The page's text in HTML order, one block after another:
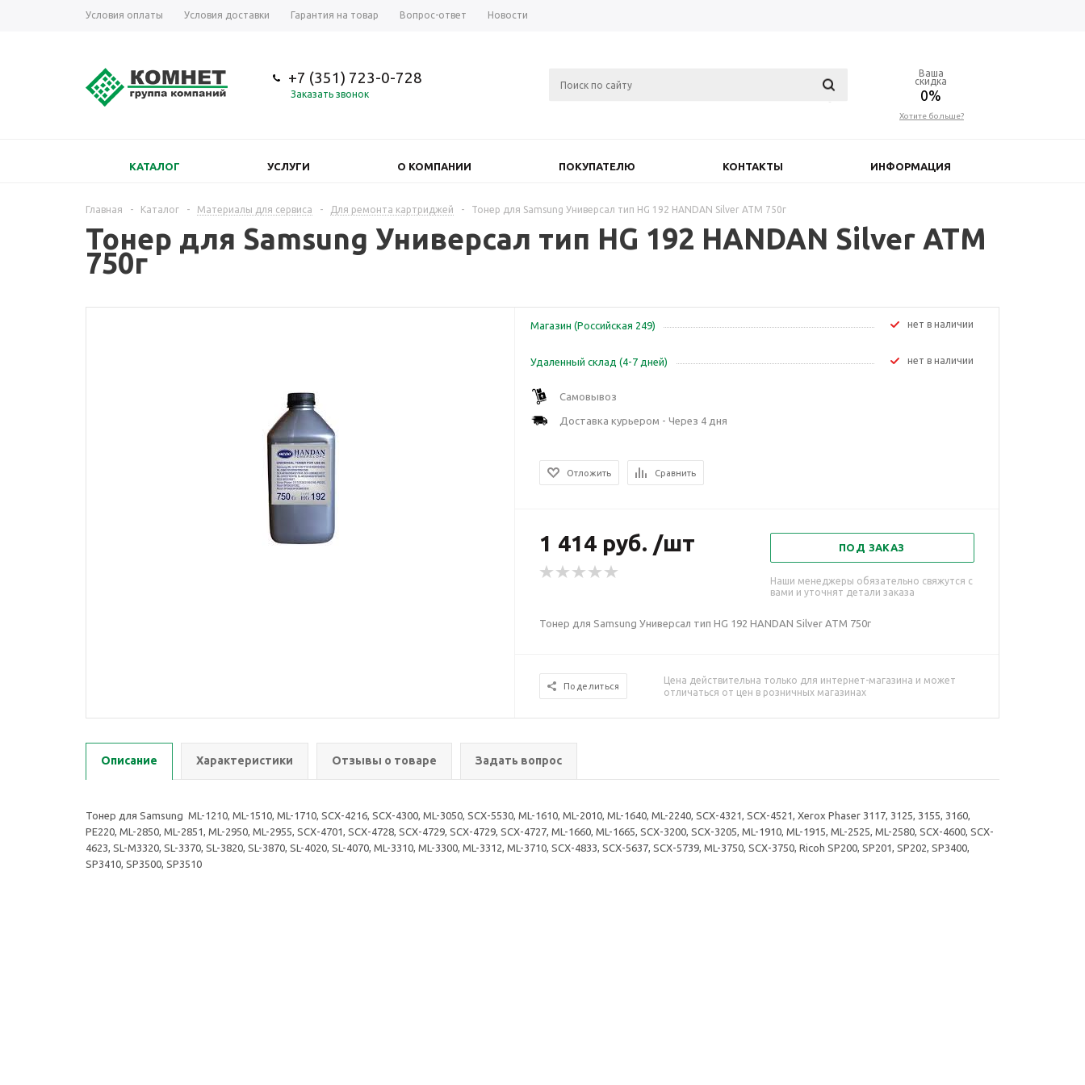
Условия оплаты Условия доставки Гарантия на товар Вопрос-ответ Новости
+7 (351) 723-0-728
Заказать звонок
Ваша
скидка
0%
Хотите больше?
КАТАЛОГ УСЛУГИ О КОМПАНИИ ПОКУПАТЕЛЮ КОНТАКТЫ ИНФОРМАЦИЯ
Главная - Каталог - Материалы для сервиса - Для ремонта картриджей - Тонер для Samsung Универсал тип HG 192 HANDAN Silver ATM 750г
Тонер для Samsung Универсал тип HG 192 HANDAN Silver ATM
750г
Магазин (Российская 249) Нет в наличии
Удаленный склад (4-7 дней) Нет в наличии
Самовывоз
Доставка курьером - Через 4 дня
Отложить Сравнить
1 414 руб. /шт ПОД ЗАКАЗ
Наши менеджеры обязательно свяжутся с
вами и уточнят детали заказа
Тонер для Samsung Универсал тип HG 192 HANDAN Silver ATM 750г
Поделиться
Цена действительна только для интернет-магазина и может
отличаться от цен в розничных магазинах
Описание Характеристики Отзывы о товаре Задать вопрос
Тонер для Samsung ML-1210, ML-1510, ML-1710, SCX-4216, SCX-4300, ML-3050, SCX-5530, ML-1610, ML-2010, ML-1640, ML-2240, SCX-4321, SCX-4521, Xerox Phaser 3117, 3125, 3155, 3160,
PE220, ML-2850, ML-2851, ML-2950, ML-2955, SCX-4701, SCX-4728, SCX-4729, SCX-4729, SCX-4727, ML-1660, ML-1665, SCX-3200, SCX-3205, ML-1910, ML-1915, ML-2525, ML-2580, SCX-4600, SCX-
4623, SL-M3320, SL-3370, SL-3820, SL-3870, SL-4020, SL-4070, ML-3310, ML-3300, ML-3312, ML-3710, SCX-4833, SCX-5637, SCX-5739, ML-3750, SCX-3750, Ricoh SP200, SP201, SP202, SP3400,
SP3410, SP3500, SP3510